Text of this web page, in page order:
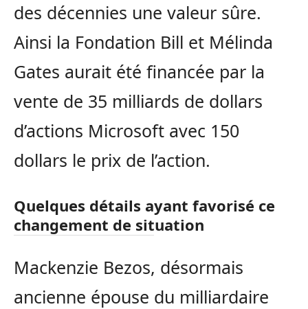
des décennies une valeur sûre.
Ainsi la Fondation Bill et Mélinda
Gates aurait été financée par la
vente de 35 milliards de dollars
d’actions Microsoft avec 150
dollars le prix de l’action.
Quelques détails ayant favorisé ce
changement de situation
Mackenzie Bezos, désormais
ancienne épouse du milliardaire